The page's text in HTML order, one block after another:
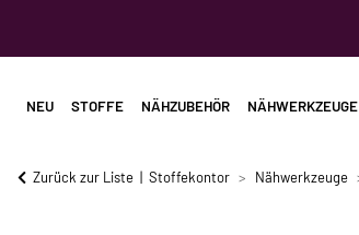
NEU STOFFE NÄHZUBEHÖR NÄHWERKZEUGE
Zurück zur Liste Stoffekontor Nähwerkzeuge